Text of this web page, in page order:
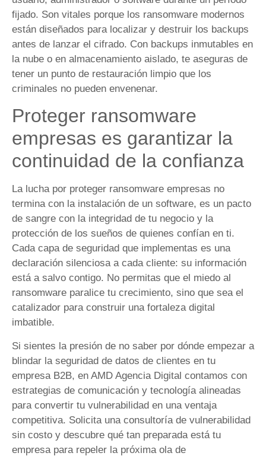
fijado. Son vitales porque los ransomware modernos
están diseñados para localizar y destruir los backups
antes de lanzar el cifrado. Con backups inmutables en
la nube o en almacenamiento aislado, te aseguras de
tener un punto de restauración limpio que los
criminales no pueden envenenar.
Proteger ransomware
empresas es garantizar la
continuidad de la confianza
La lucha por proteger ransomware empresas no
termina con la instalación de un software, es un pacto
de sangre con la integridad de tu negocio y la
protección de los sueños de quienes confían en ti.
Cada capa de seguridad que implementas es una
declaración silenciosa a cada cliente: su información
está a salvo contigo. No permitas que el miedo al
ransomware paralice tu crecimiento, sino que sea el
catalizador para construir una fortaleza digital
imbatible.
Si sientes la presión de no saber por dónde empezar a
blindar la seguridad de datos de clientes en tu
empresa B2B, en AMD Agencia Digital contamos con
estrategias de comunicación y tecnología alineadas
para convertir tu vulnerabilidad en una ventaja
competitiva. Solicita una consultoría de vulnerabilidad
sin costo y descubre qué tan preparada está tu
empresa para repeler la próxima ola de